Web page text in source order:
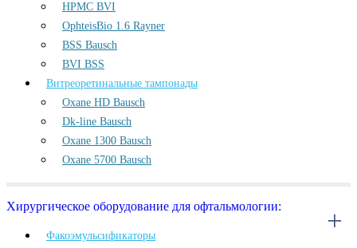
HPMC BVI
OphteisBio 1.6 Rayner
BSS Bausch
BVI BSS
Витреоретинальные тампонады
Oxane HD Bausch
Dk-line Bausch
Oxane 1300 Bausch
Oxane 5700 Bausch
Хирургическое оборудование для офтальмологии:
Факоэмульсификаторы